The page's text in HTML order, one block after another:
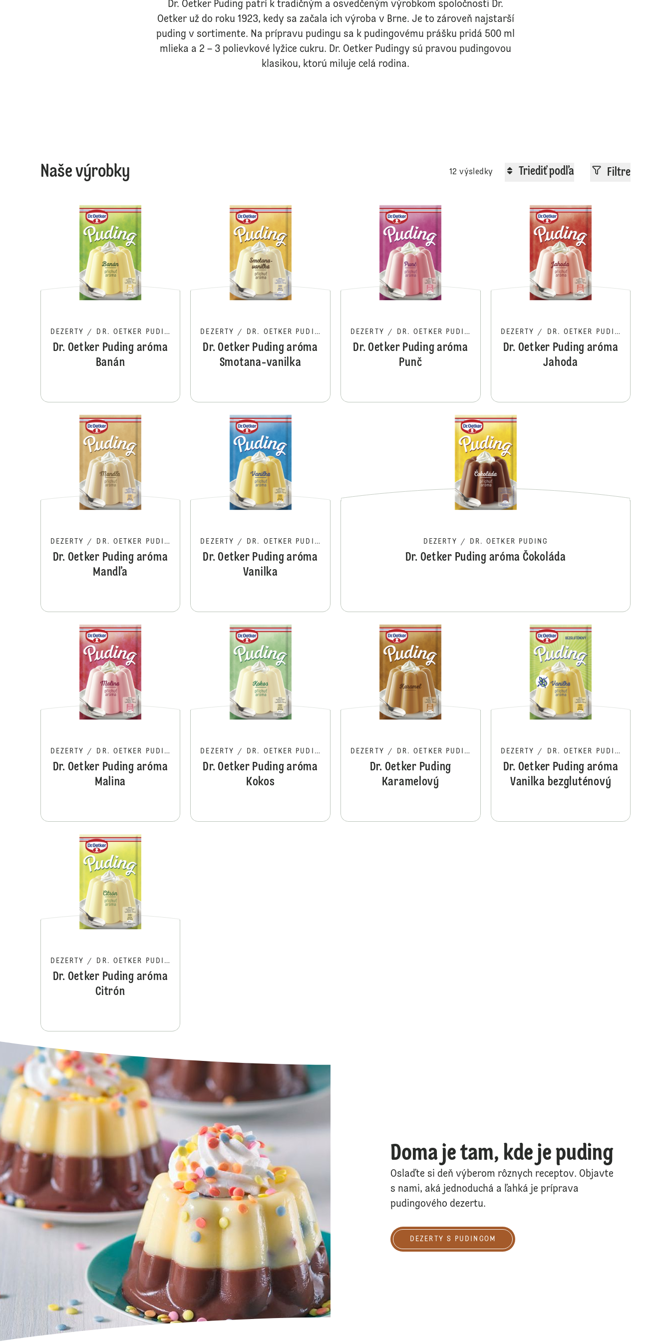
Dr. Oetker Puding patrí k tradičným a osvedčeným výrobkom spoločnosti Dr.
Oetker už do roku 1923, kedy sa začala ich výroba v Brne. Je to zároveň najstarší
puding v sortimente. Na prípravu pudingu sa k pudingovému prášku pridá 500 ml
mlieka a 2 – 3 polievkové lyžice cukru. Dr. Oetker Pudingy sú pravou pudingovou
klasikou, ktorú miluje celá rodina.
Naše výrobky 12 výsledky Triediť podľa Filtre
Dr. Oetker Puding aróma Banán
DEZERTY / DR. OETKER PUDING
Dr. Oetker Puding aróma
Banán
Dr. Oetker Puding aróma Smotana-vanilka
DEZERTY / DR. OETKER PUDING
Dr. Oetker Puding aróma
Smotana-vanilka
DEZERTY / DR. OETKER PUDING
Dr. Oetker Puding aróma
Punč
DEZERTY / DR. OETKER PUDING
Dr. Oetker Puding aróma
Jahoda
DEZERTY / DR. OETKER PUDING
Dr. Oetker Puding aróma
Mandľa
Dr. Oetker Puding aróma Vanilka
DEZERTY / DR. OETKER PUDING
Dr. Oetker Puding aróma
Vanilka
DEZERTY / DR. OETKER PUDING
Dr. Oetker Puding aróma Čokoláda
Dr. Oetker Puding aróma Malina
DEZERTY / DR. OETKER PUDING
Dr. Oetker Puding aróma
Malina
Dr. Oetker Puding aróma Kokos
DEZERTY / DR. OETKER PUDING
Dr. Oetker Puding aróma
Kokos
DEZERTY / DR. OETKER PUDING
Dr. Oetker Puding
Karamelový
DEZERTY / DR. OETKER PUDING
Dr. Oetker Puding aróma
Vanilka bezgluténový
DEZERTY / DR. OETKER PUDING
Dr. Oetker Puding aróma
Citrón
Doma je tam, kde je puding
Oslaďte si deň výberom rôznych receptov. Objavte
s nami, aká jednoduchá a ľahká je príprava
pudingového dezertu.
DEZERTY S PUDINGOM